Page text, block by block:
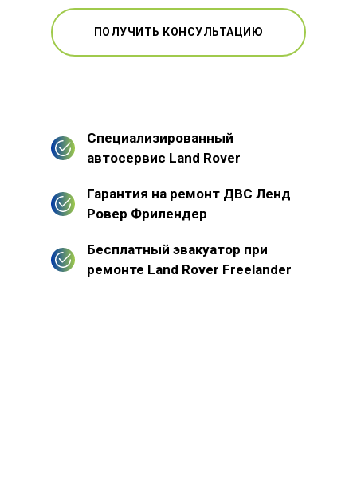
ПОЛУЧИТЬ КОНСУЛЬТАЦИЮ
Специализированный
автосервис Land Rover
Гарантия на ремонт ДВС Ленд
Ровер Фрилендер
Бесплатный эвакуатор при
ремонте Land Rover Freelander